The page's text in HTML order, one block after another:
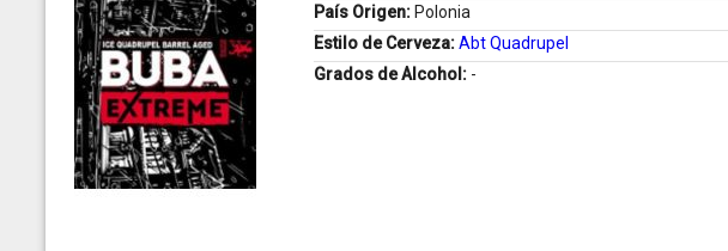
País Origen: Polonia
Estilo de Cerveza:Abt Quadrupel
Grados de Alcohol: -